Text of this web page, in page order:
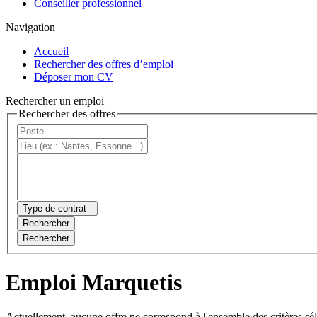
Conseiller professionnel
Navigation
Accueil
Rechercher des offres d’emploi
Déposer mon CV
Rechercher un emploi
Rechercher des offres
Type de contrat
Rechercher
Rechercher
Emploi Marquetis